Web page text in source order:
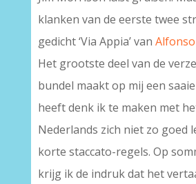
klanken van de eerste twee
gedicht ‘Via Appia’ van
Het grootste deel van de
bundel maakt op mij een
heeft denk ik te maken met
Nederlands zich niet zo goed
korte staccato-regels. Op
krijg ik de indruk dat het